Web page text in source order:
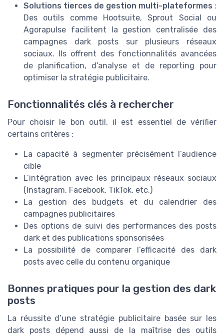
Solutions tierces de gestion multi-plateformes :
Des outils comme Hootsuite, Sprout Social ou
Agorapulse facilitent la gestion centralisée des
campagnes dark posts sur plusieurs réseaux
sociaux. Ils offrent des fonctionnalités avancées
de planification, d’analyse et de reporting pour
optimiser la stratégie publicitaire.
Fonctionnalités clés à rechercher
Pour choisir le bon outil, il est essentiel de vérifier
certains critères :
La capacité à segmenter précisément l’audience
cible
L’intégration avec les principaux réseaux sociaux
(Instagram, Facebook, TikTok, etc.)
La gestion des budgets et du calendrier des
campagnes publicitaires
Des options de suivi des performances des posts
dark et des publications sponsorisées
La possibilité de comparer l’efficacité des dark
posts avec celle du contenu organique
Bonnes pratiques pour la gestion des dark
posts
La réussite d’une stratégie publicitaire basée sur les
dark posts dépend aussi de la maîtrise des outils